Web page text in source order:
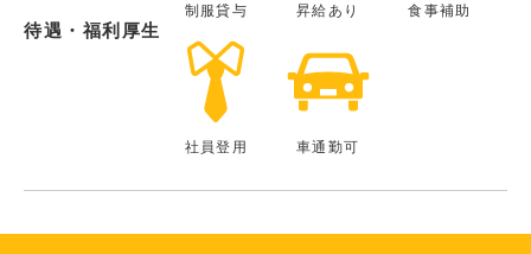
待遇・福利厚生
制服貸与 昇給あり 食事補助
社員登用 車通勤可